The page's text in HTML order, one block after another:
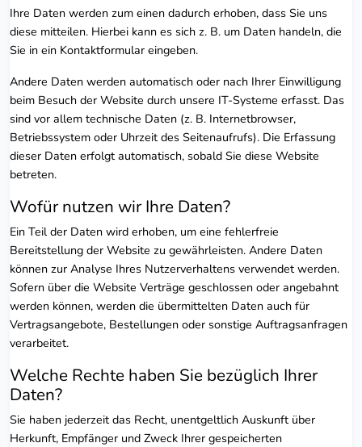
Ihre Daten werden zum einen dadurch erhoben, dass Sie uns
diese mitteilen. Hierbei kann es sich z. B. um Daten handeln, die
Sie in ein Kontaktformular eingeben.
Andere Daten werden automatisch oder nach Ihrer Einwilligung
beim Besuch der Website durch unsere IT-Systeme erfasst. Das
sind vor allem technische Daten (z. B. Internetbrowser,
Betriebssystem oder Uhrzeit des Seitenaufrufs). Die Erfassung
dieser Daten erfolgt automatisch, sobald Sie diese Website
betreten.
Wofür nutzen wir Ihre Daten?
Ein Teil der Daten wird erhoben, um eine fehlerfreie
Bereitstellung der Website zu gewährleisten. Andere Daten
können zur Analyse Ihres Nutzerverhaltens verwendet werden.
Sofern über die Website Verträge geschlossen oder angebahnt
werden können, werden die übermittelten Daten auch für
Vertragsangebote, Bestellungen oder sonstige Auftragsanfragen
verarbeitet.
Welche Rechte haben Sie bezüglich Ihrer
Daten?
Sie haben jederzeit das Recht, unentgeltlich Auskunft über
Herkunft, Empfänger und Zweck Ihrer gespeicherten